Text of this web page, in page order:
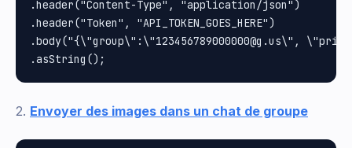
.header("Content-Type", "application/json")
.header("Token", "API_TOKEN_GOES_HERE")
.body("{\"group\":\"123456789000000@g.us\",
2. Envoyer des images dans un chat de groupe